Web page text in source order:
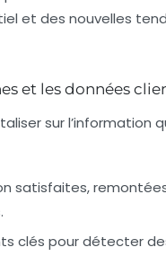
et des nouvelles
et les données
sur l’information
satisfaites,
clés pour détecter